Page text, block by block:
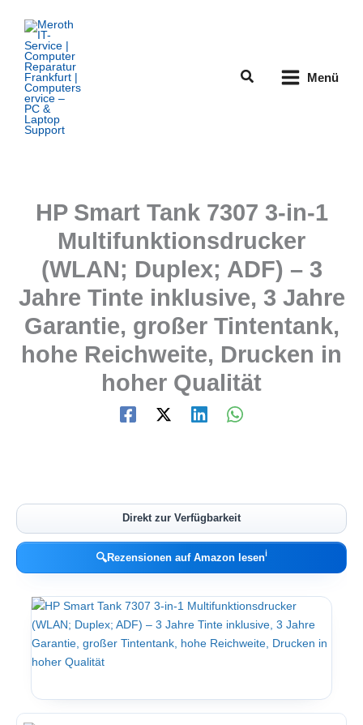
Inhalt
springen
Suchen Menü
HP Smart Tank 7307 3-in-1
Multifunktionsdrucker
(WLAN; Duplex; ADF) – 3
Jahre Tinte inklusive, 3 Jahre
Garantie, großer Tintentank,
hohe Reichweite, Drucken in
hoher Qualität
Direkt zur Verfügbarkeit
🔍Rezensionen auf Amazon lesenℹ︎